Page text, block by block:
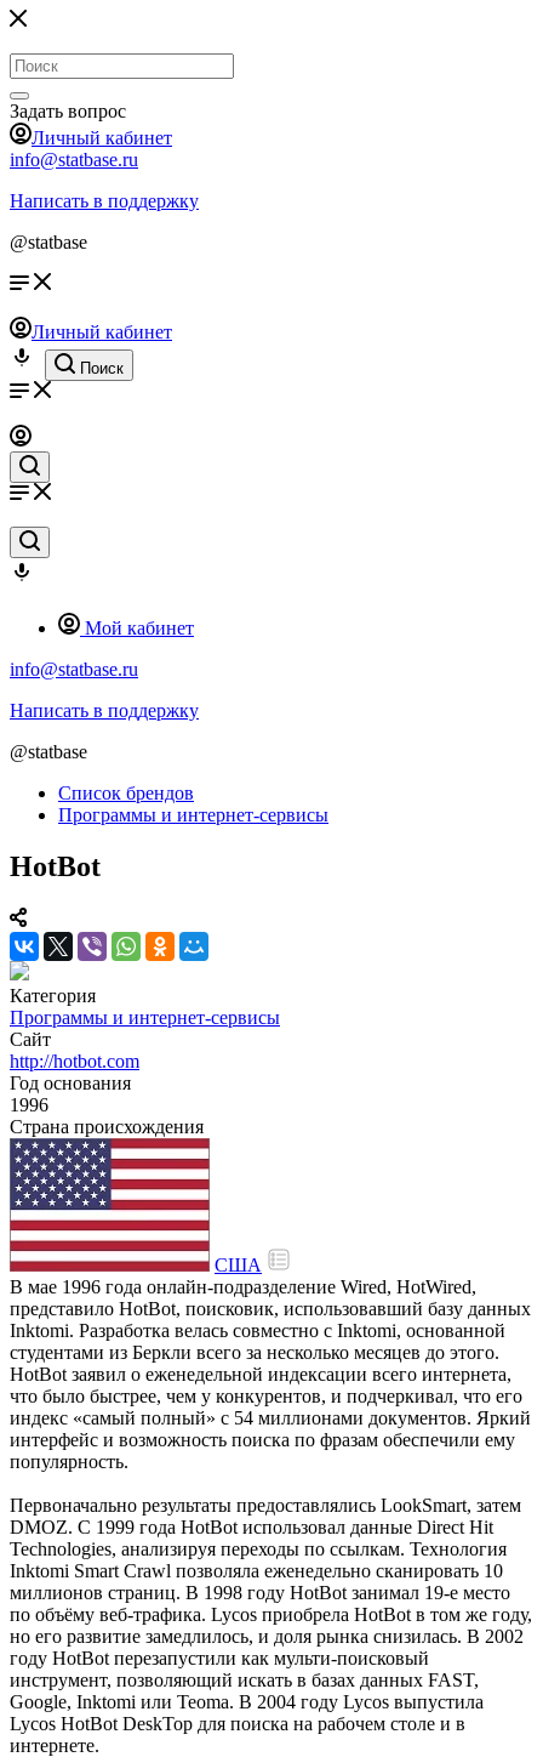
Задать вопрос
Личный кабинет
info@statbase.ru
Написать в поддержку
@statbase
Личный кабинет
Поиск
Мой кабинет
info@statbase.ru
Написать в поддержку
@statbase
Список брендов
Программы и интернет-сервисы
HotBot
Категория
Программы и интернет-сервисы
Сайт
http://hotbot.com
Год основания
1996
Страна происхождения
США
В мае 1996 года онлайн-подразделение Wired, HotWired,
представило HotBot, поисковик, использовавший базу данных
Inktomi. Разработка велась совместно с Inktomi, основанной
студентами из Беркли всего за несколько месяцев до этого.
HotBot заявил о еженедельной индексации всего интернета,
что было быстрее, чем у конкурентов, и подчеркивал, что его
индекс «самый полный» с 54 миллионами документов. Яркий
интерфейс и возможность поиска по фразам обеспечили ему
популярность.
Первоначально результаты предоставлялись LookSmart, затем
DMOZ. С 1999 года HotBot использовал данные Direct Hit
Technologies, анализируя переходы по ссылкам. Технология
Inktomi Smart Crawl позволяла еженедельно сканировать 10
миллионов страниц. В 1998 году HotBot занимал 19-е место
по объёму веб-трафика. Lycos приобрела HotBot в том же году,
но его развитие замедлилось, и доля рынка снизилась. В 2002
году HotBot перезапустили как мульти-поисковый
инструмент, позволяющий искать в базах данных FAST,
Google, Inktomi или Teoma. В 2004 году Lycos выпустила
Lycos HotBot DeskTop для поиска на рабочем столе и в
интернете.